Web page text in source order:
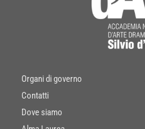
Organi di governo
Contatti
Dove siamo